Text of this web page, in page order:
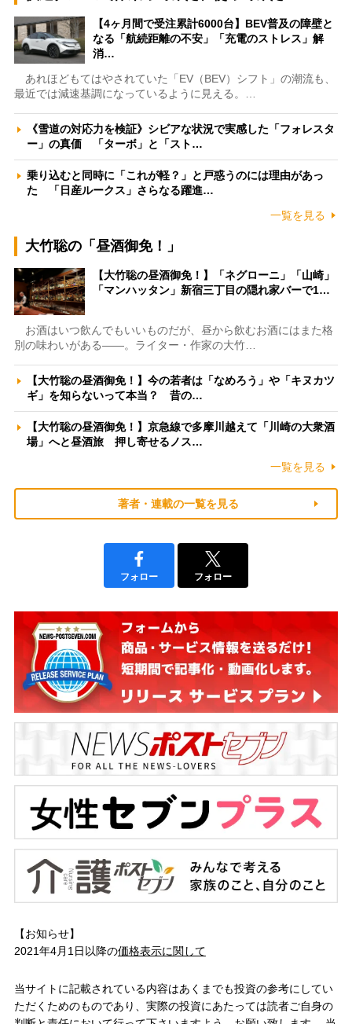
【4ヶ月間で受注累計6000台】BEV普及の障壁と
なる「航続距離の不安」「充電のストレス」解
消…
あれほどもてはやされていた「EV（BEV）シフト」の潮流も、
最近では減速基調になっているように見える。…
《雪道の対応力を検証》シビアな状況で実感した「フォレスタ
ー」の真価 「ターボ」と「スト…
乗り込むと同時に「これが軽？」と戸惑うのには理由があっ
た 「日産ルークス」さらなる躍進…
一覧を見る
大竹聡の「昼酒御免！」
【大竹聡の昼酒御免！】「ネグローニ」「山崎」
「マンハッタン」新宿三丁目の隠れ家バーで1…
お酒はいつ飲んでもいいものだが、昼から飲むお酒にはまた格
別の味わいがある――。ライター・作家の大竹…
【大竹聡の昼酒御免！】今の若者は「なめろう」や「キヌカツ
ギ」を知らないって本当？ 昔の…
【大竹聡の昼酒御免！】京急線で多摩川越えて「川崎の大衆酒
場」へと昼酒旅 押し寄せるノス…
一覧を見る
著者・連載の一覧を見る
フォロー フォロー
【お知らせ】
2021年4月1日以降の価格表示に関して
当サイトに記載されている内容はあくまでも投資の参考にしてい
ただくためのものであり、実際の投資にあたっては読者ご自身の